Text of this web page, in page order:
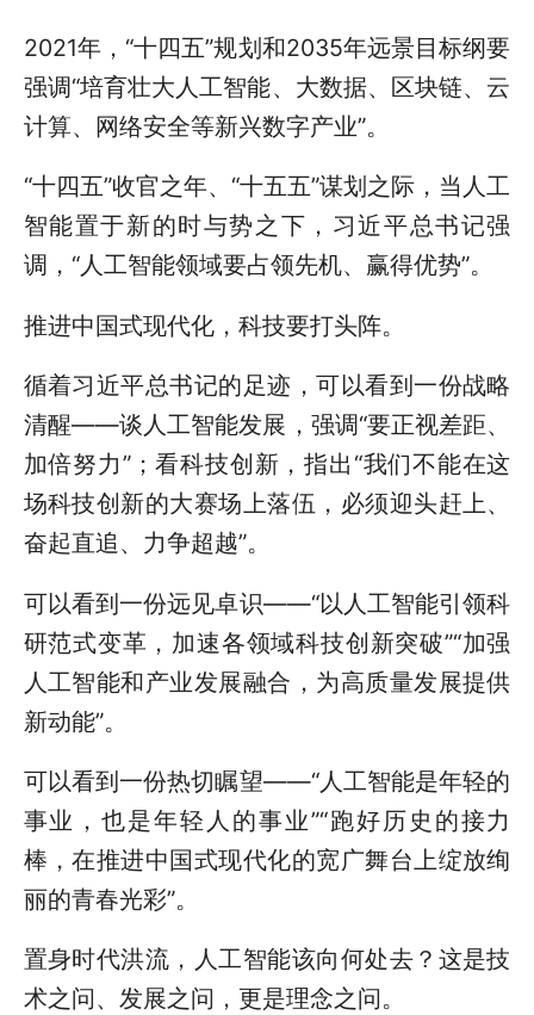
2021年，“十四五”规划和2035年远景目标纲要
强调“培育壮大人工智能、大数据、区块链、云
计算、网络安全等新兴数字产业”。
“十四五”收官之年、“十五五”谋划之际，当人工
智能置于新的时与势之下，习近平总书记强
调，“人工智能领域要占领先机、赢得优势”。
推进中国式现代化，科技要打头阵。
循着习近平总书记的足迹，可以看到一份战略
清醒——谈人工智能发展，强调“要正视差距、
加倍努力”；看科技创新，指出“我们不能在这
场科技创新的大赛场上落伍，必须迎头赶上、
奋起直追、力争超越”。
可以看到一份远见卓识——“以人工智能引领科
研范式变革，加速各领域科技创新突破”“加强
人工智能和产业发展融合，为高质量发展提供
新动能”。
可以看到一份热切瞩望——“人工智能是年轻的
事业，也是年轻人的事业”“跑好历史的接力
棒，在推进中国式现代化的宽广舞台上绽放绚
丽的青春光彩”。
置身时代洪流，人工智能该向何处去？这是技
术之问、发展之问，更是理念之问。